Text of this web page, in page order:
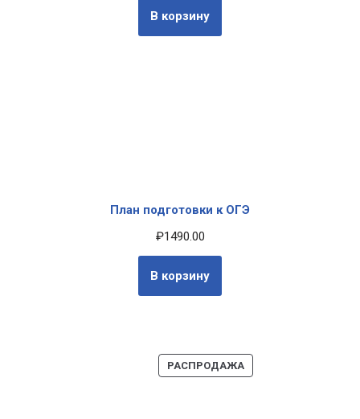
В корзину
План подготовки к ОГЭ
₽1490.00
В корзину
РАСПРОДАЖА